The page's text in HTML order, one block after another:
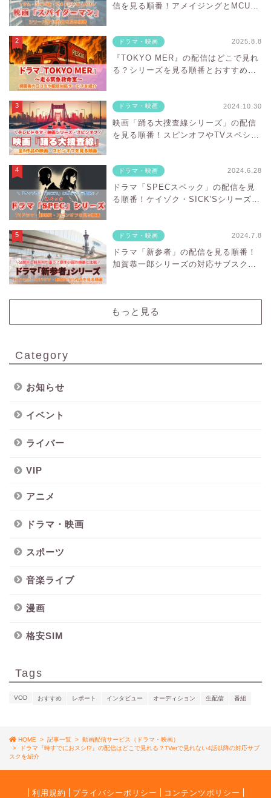
信を見る順番！アメイジングとMCUの
ドラマ・映画 2025.8.8
『TOKYO MER』の配信はどこで見れ
る？シリーズを見る順番とおすすめサ
ドラマ・映画 2024.10.30
映画「踊る大捜査線シリーズ」の配信
を見る順番！スピンオフやTVスペシャ
ドラマ・映画 2024.6.28
ドラマ「SPECスペック」の配信を見
る順番！ケイゾク・SICK'Sシリーズの
ドラマ・映画 2024.7.8
ドラマ「新参者」の配信を見る順番！
加賀恭一郎シリーズの対応サブスクを
もっと見る
Category
お知らせ
イベント
ライバー
VIP
アニメ
ドラマ・映画
スポーツ
音楽ライブ
漫画
格安SIM
Tags
VOD おすすめ レポート インタビュー オーディション 生配信 番組
HOME > 記事一覧 >
動画配信サービス（ドラマ・映画）
>
ドラマ『時すでにおスシ!?』の配信はどこで見れる？TVerで見れない4話以降の対応サブ
スクを紹介
利用規約 プライバシーポリシー
コンテンツポリシー